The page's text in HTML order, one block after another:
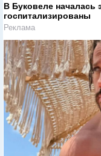
В Буковеле началась
госпитализированы
Реклама